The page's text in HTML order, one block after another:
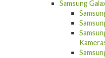
Samsung